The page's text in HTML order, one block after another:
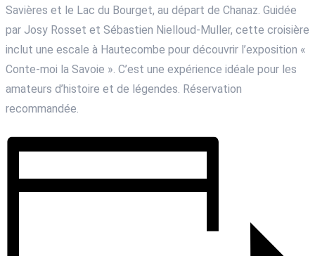
Savières et le Lac du Bourget, au départ de Chanaz. Guidée
par Josy Rosset et Sébastien Nielloud-Muller, cette croisière
inclut une escale à Hautecombe pour découvrir l’exposition «
Conte-moi la Savoie ». C’est une expérience idéale pour les
amateurs d’histoire et de légendes. Réservation
recommandée.